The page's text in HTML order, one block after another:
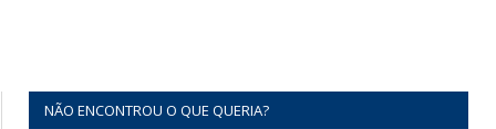
NÃO ENCONTROU O QUE QUERIA?